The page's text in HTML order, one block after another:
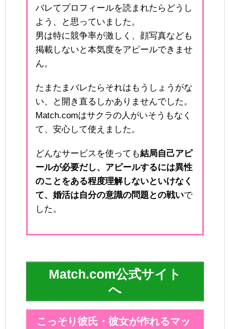
バレてプロフィールを読まれたらどうし
よう、と思っていました。
男は特に競争率が激しく、顔写真なども
掲載しないと本気度をアピールできませ
ん。
たまたまバレたらそれはもうしょうがな
い、と開き直るしかありませんでした。
Match.comはサクラの人がいそうもなく
て、安心して使えました。
どんなサービスを使っても結局自己アピ
ールが必要だし、アピールするには異性
のことをある程度理解しないといけなく
て、婚活は自分の意識の問題との戦いで
した。
Match.com公式サイト
へ
こっそり彼氏・彼女が作れるマッ